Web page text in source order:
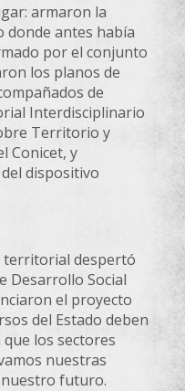
armaron la
donde antes había
por el conjunto
los planos de
de
Interdisciplinario
Territorio y
Conicet, y
dispositivo
territorial despertó
Desarrollo Social
el proyecto
del Estado deben
los sectores
nuestras
nuestro futuro.